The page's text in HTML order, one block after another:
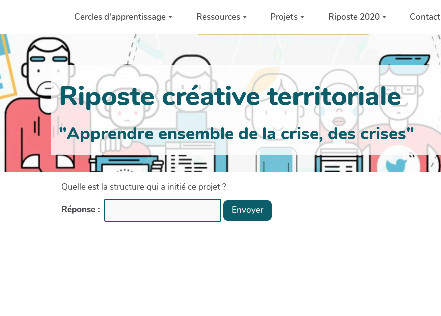
Aller au contenu principalCercles d'apprentissage Ressources Projets Riposte 2020 Contact
Riposte créative territoriale
"Apprendre ensemble de la crise, des crises"
Quelle est la structure qui a initié ce projet ?
Réponse :
Envoyer